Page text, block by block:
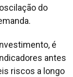
do
é
antes
riscos a longo